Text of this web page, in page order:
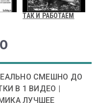
ТАК И РАБОТАЕМ
СМЕШНО ДО
В 1 ВИДЕО |
ЛУЧШЕЕ